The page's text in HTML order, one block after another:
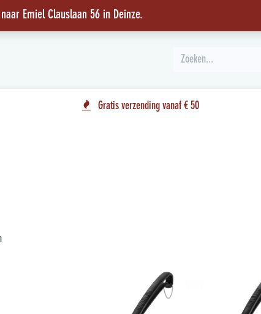
Emiel Clauslaan 56 in Deinze.
Gratis verzending vanaf € 50